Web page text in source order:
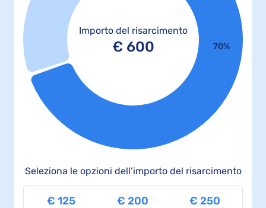
Importo del risarcimento
€ 600 70%
Seleziona le opzioni dell’importo del risarcimento
€ 125 € 200 € 250